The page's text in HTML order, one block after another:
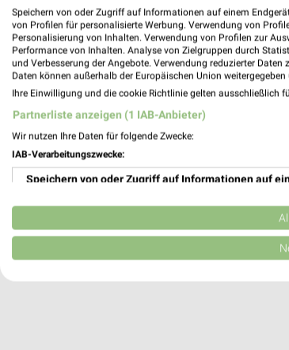
McDonald´s Angebote in
Sulingen, Deutschland
312,57 km
Speichern von oder Zugriff auf Informationen auf einem
von Profilen für personalisierte Werbung. Verwendung von
Personalisierung von Inhalten. Verwendung von Profilen zur
Performance von Inhalten. Analyse von Zielgruppen durch
und Verbesserung der Angebote. Verwendung reduzierter Daten
Daten können außerhalb der Europäischen Union weitergegeben
Ihre Einwilligung und die cookie Richtlinie gelten ausschließlich
Partnerliste anzeigen (1 IAB-Anbieter)
Wir nutzen Ihre Daten für folgende Zwecke:
IAB-Verarbeitungszwecke:
Speichern von oder Zugriff auf Informationen auf
Verwendung reduzierter Daten zur Auswahl von
Erstellung von Profilen für personalisierte Werbung